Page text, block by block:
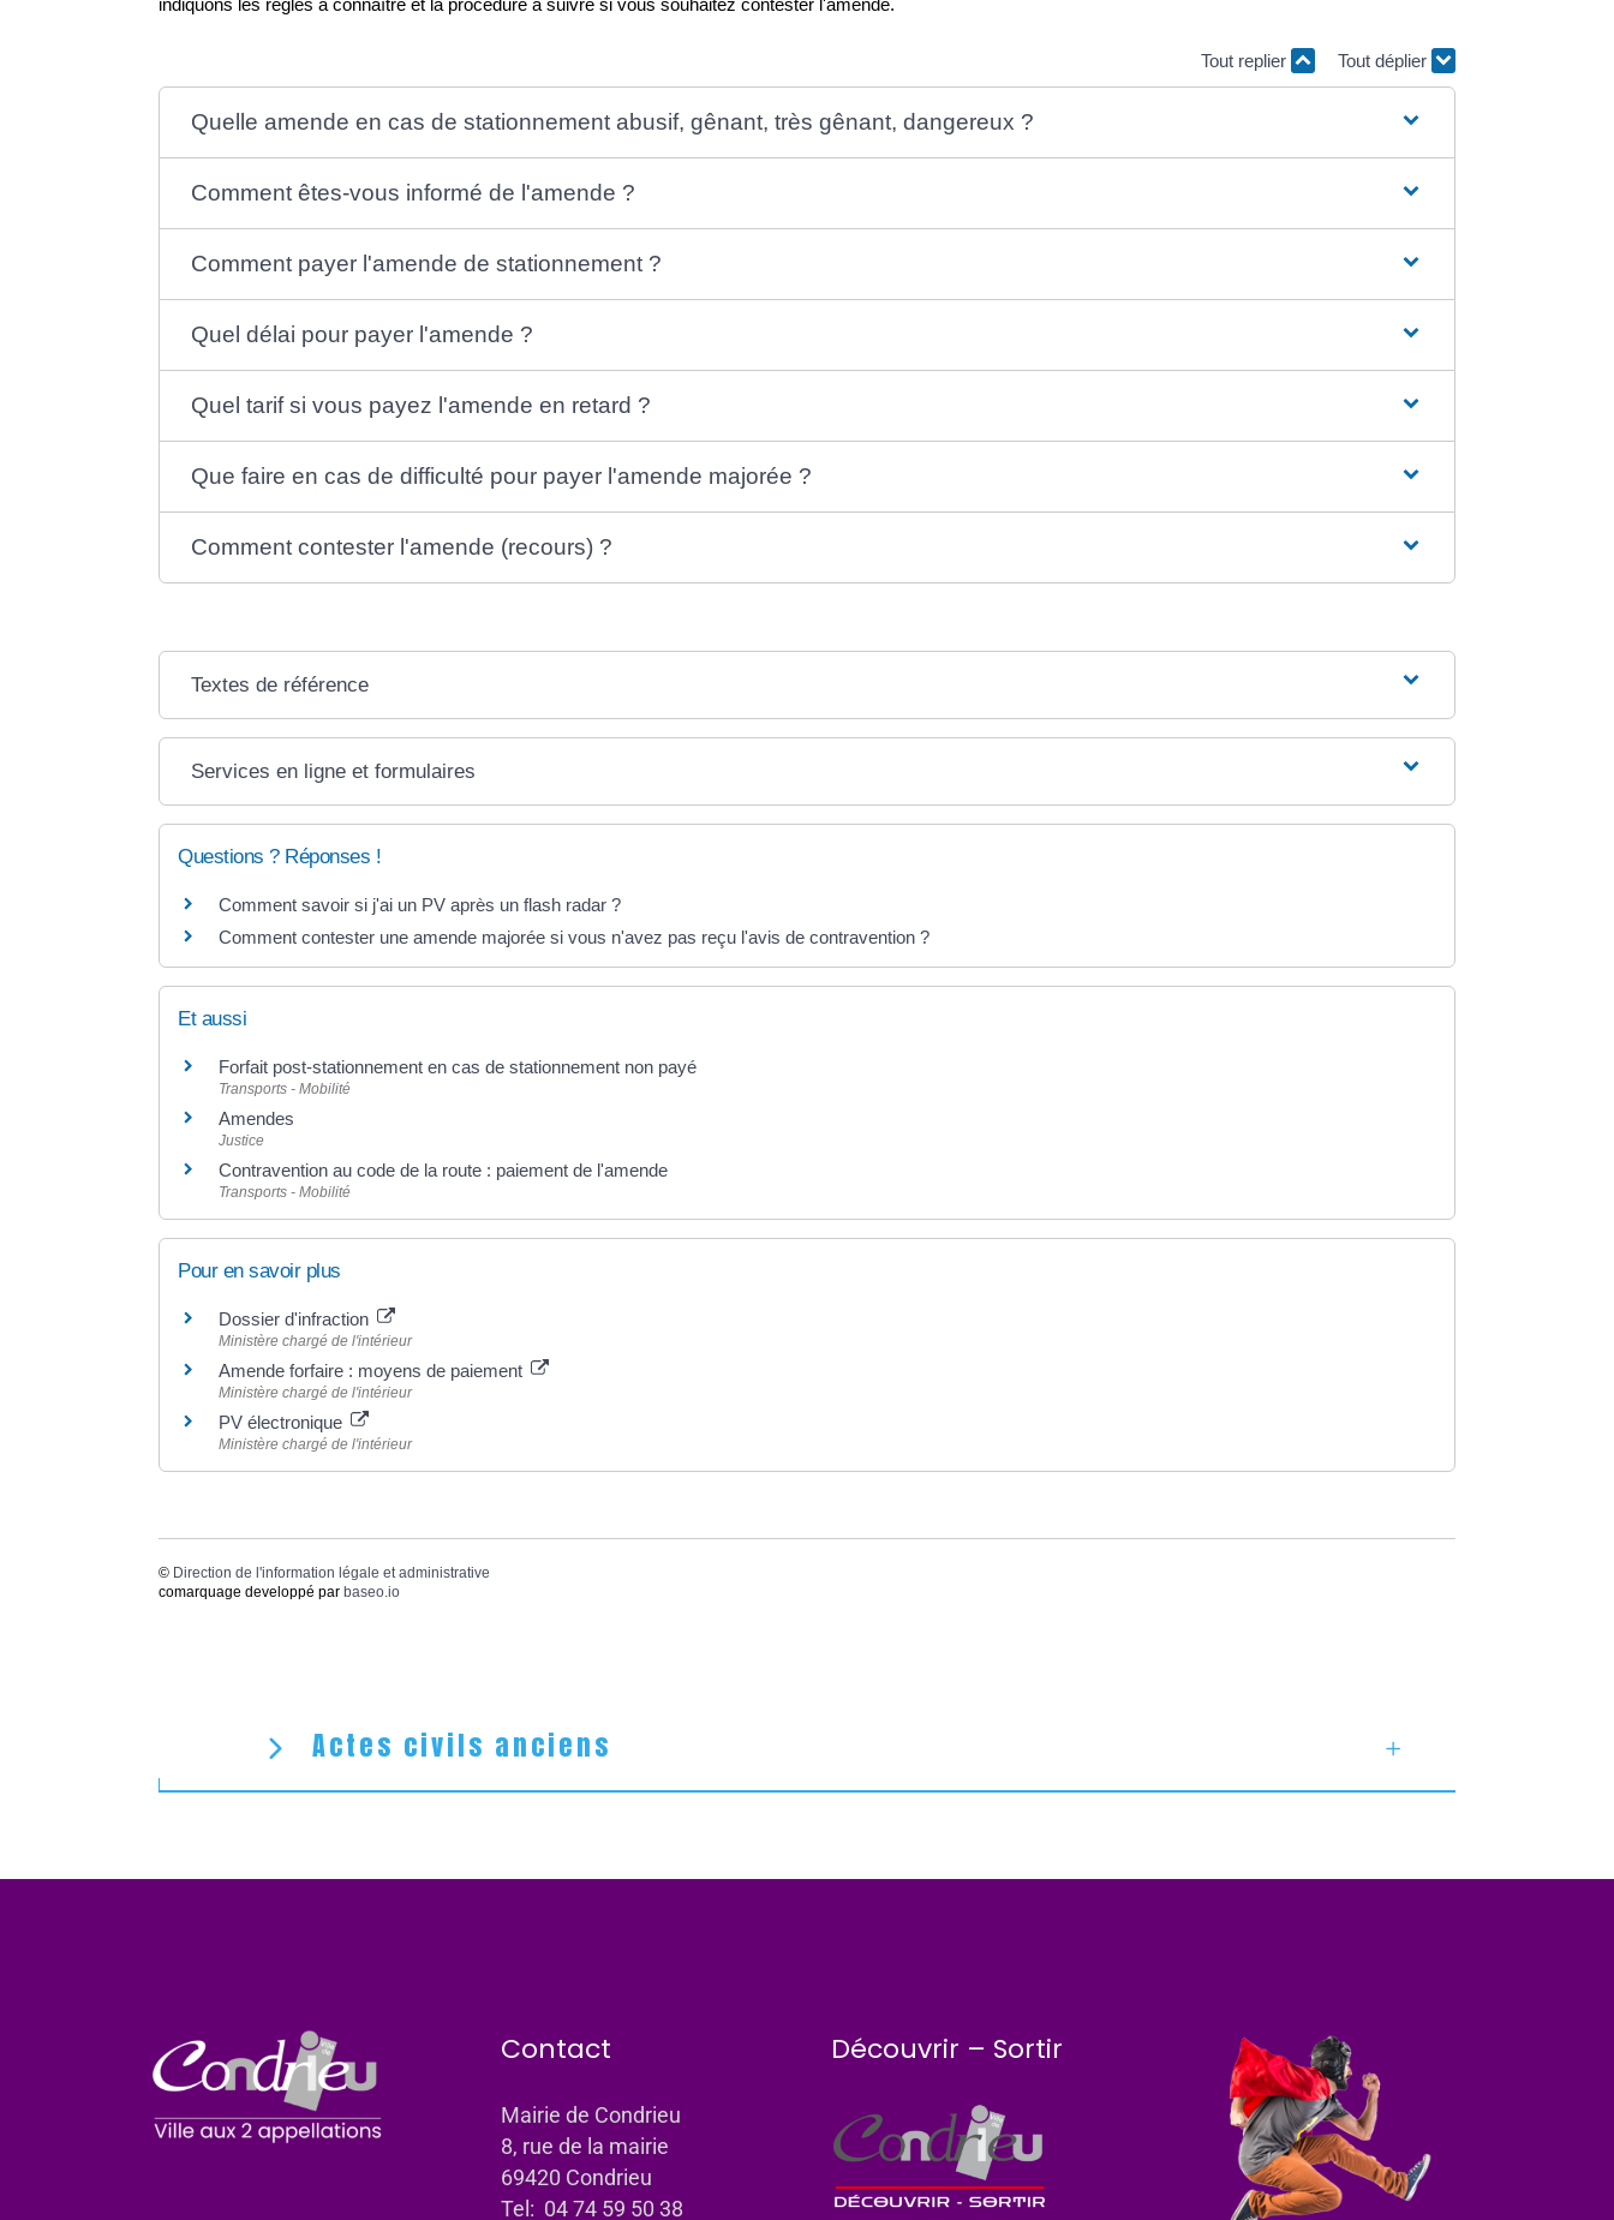
Tout replier Tout déplier
Quelle amende en cas de stationnement abusif, gênant, très gênant, dangereux ?
Comment êtes-vous informé de l'amende ?
Comment payer l'amende de stationnement ?
Quel délai pour payer l'amende ?
Quel tarif si vous payez l'amende en retard ?
Que faire en cas de difficulté pour payer l'amende majorée ?
Comment contester l'amende (recours) ?
Textes de référence
Services en ligne et formulaires
Questions ? Réponses !
Comment savoir si j'ai un PV après un flash radar ?
Comment contester une amende majorée si vous n'avez pas reçu l'avis de contravention ?
Et aussi
Forfait post-stationnement en cas de stationnement non payé
Transports - Mobilité
Amendes
Justice
Contravention au code de la route : paiement de l'amende
Transports - Mobilité
Pour en savoir plus
Dossier d'infraction
Ministère chargé de l'intérieur
Amende forfaire : moyens de paiement
Ministère chargé de l'intérieur
PV électronique
Ministère chargé de l'intérieur
© Direction de l'information légale et administrative
comarquage developpé par baseo.io
Actes civils anciens
Contact
Mairie de Condrieu
8, rue de la mairie
69420 Condrieu
Tel: 04 74 59 50 38
Découvrir – Sortir